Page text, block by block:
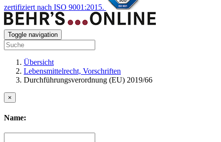
zertifiziert nach ISO 9001:2015.
Toggle navigation
Übersicht
Lebensmittelrecht, Vorschriften
Durchführungsverordnung (EU) 2019/66
×
Name: